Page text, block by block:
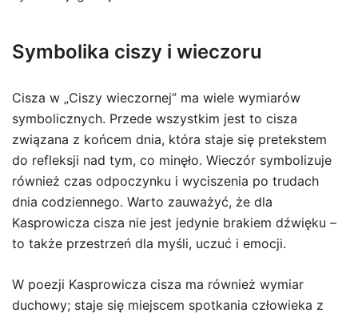
Symbolika ciszy i wieczoru
Cisza w „Ciszy wieczornej” ma wiele wymiarów
symbolicznych. Przede wszystkim jest to cisza
związana z końcem dnia, która staje się pretekstem
do refleksji nad tym, co minęło. Wieczór symbolizuje
również czas odpoczynku i wyciszenia po trudach
dnia codziennego. Warto zauważyć, że dla
Kasprowicza cisza nie jest jedynie brakiem dźwięku –
to także przestrzeń dla myśli, uczuć i emocji.
W poezji Kasprowicza cisza ma również wymiar
duchowy; staje się miejscem spotkania człowieka z